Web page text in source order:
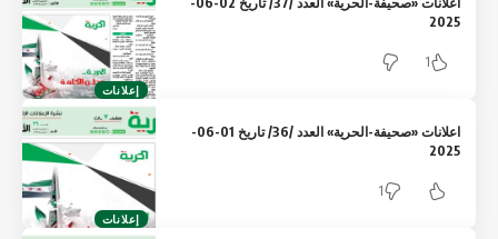
إعلانات
إعلانات
اعلانات «صحيفة-الحرية» العدد /36/ تاريخ 01-06-